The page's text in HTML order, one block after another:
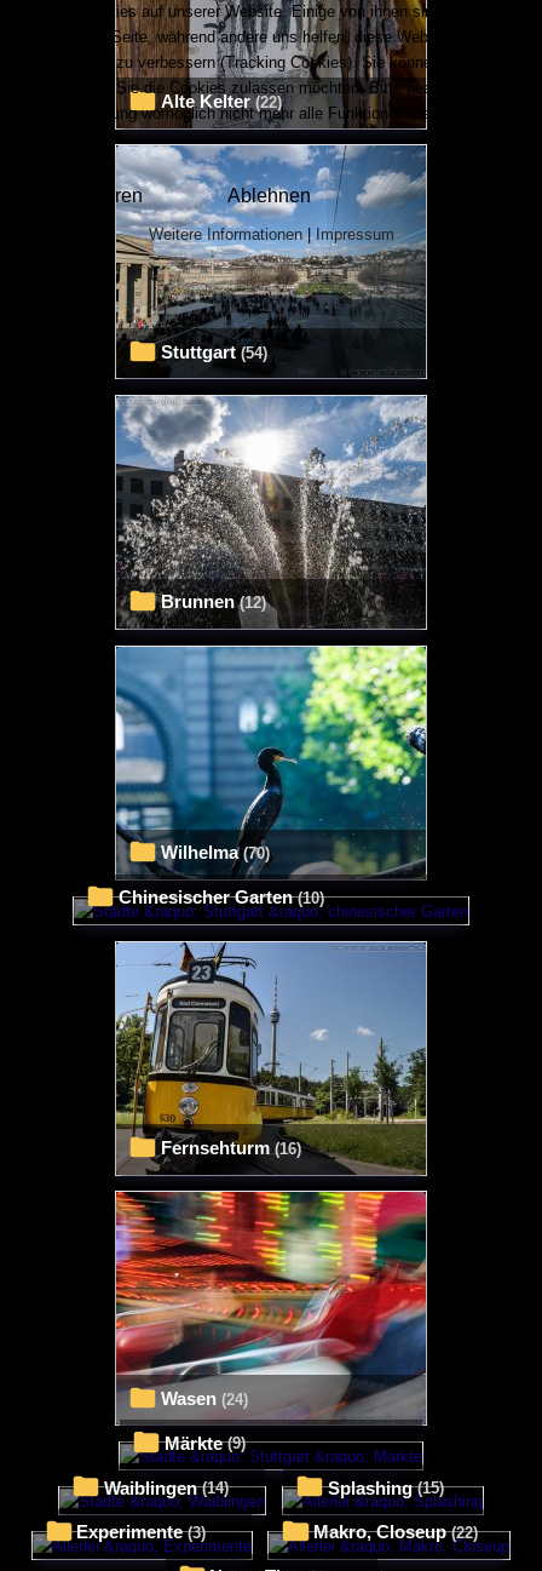
Alte Kelter (22)
Stuttgart (54)
Brunnen (12)
Wilhelma (70)
chinesischer Garten (10)
Fernsehturm (16)
Wasen (24)
Märkte (9)
Waiblingen (14) Splashing (15)
Experimente (3) Makro, Closeup (22)
Wir nutzen Cookies auf unserer Website. Einige von ihnen sind essenziell für
den Betrieb der Seite, während andere uns helfen, diese Website und die
Nutzererfahrung zu verbessern (Tracking Cookies). Sie können selbst
entscheiden, ob Sie die Cookies zulassen möchten. Bitte beachten Sie, dass
bei einer Ablehnung womöglich nicht mehr alle Funktionalitäten der Seite zur
Akzeptieren Ablehnen
Weitere Informationen|Impressum